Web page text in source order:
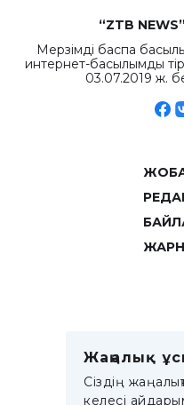
“ZTB
Мерзімді баспа
интернет-басылымды
03.07.2019 ж.
Жаңалық
Сіздің
келесі